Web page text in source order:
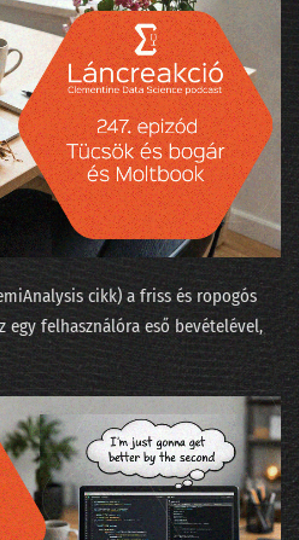
057 - Quora.com barangolás a gépi tanulás körül
Az ajánlórendszer-üzlet
algoritmusai
nagy a Big Data?
a Gravity-sztori
ami sokkal nagyobb
050 - Így számoljuk meg az elveszett lovagi történeteket
új gazdája lesz
cikk⁠) a friss és ropogós
⁠egy felhasználóra eső bevételével⁠,